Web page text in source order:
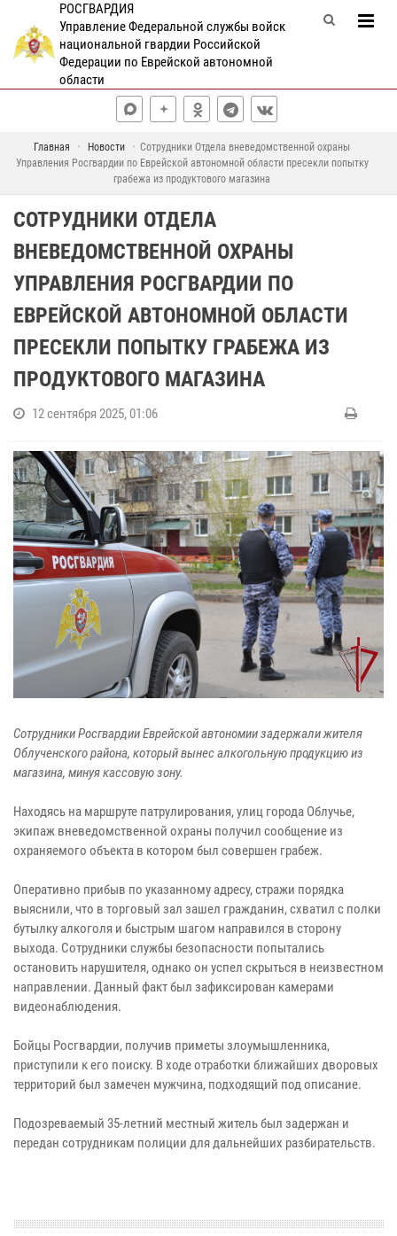
РОСГВАРДИЯ
Управление Федеральной службы войск
национальной гвардии Российской
Федерации по Еврейской автономной
области
Главная Новости
Сотрудники Отдела вневедомственной охраны
Управления Росгвардии по Еврейской автономной области пресекли попытку
грабежа из продуктового магазина
СОТРУДНИКИ ОТДЕЛА
ВНЕВЕДОМСТВЕННОЙ ОХРАНЫ
УПРАВЛЕНИЯ РОСГВАРДИИ ПО
ЕВРЕЙСКОЙ АВТОНОМНОЙ ОБЛАСТИ
ПРЕСЕКЛИ ПОПЫТКУ ГРАБЕЖА ИЗ
ПРОДУКТОВОГО МАГАЗИНА
12 сентября 2025, 01:06
Сотрудники Росгвардии Еврейской автономии задержали жителя
Облученского района, который вынес алкогольную продукцию из
магазина, минуя кассовую зону.
Находясь на маршруте патрулирования, улиц города Облучье,
экипаж вневедомственной охраны получил сообщение из
охраняемого объекта в котором был совершен грабеж.
Оперативно прибыв по указанному адресу, стражи порядка
выяснили, что в торговый зал зашел гражданин, схватил с полки
бутылку алкоголя и быстрым шагом направился в сторону
выхода. Сотрудники службы безопасности попытались
остановить нарушителя, однако он успел скрыться в неизвестном
направлении. Данный факт был зафиксирован камерами
видеонаблюдения.
Бойцы Росгвардии, получив приметы злоумышленника,
приступили к его поиску. В ходе отработки ближайших дворовых
территорий был замечен мужчина, подходящий под описание.
Подозреваемый 35-летний местный житель был задержан и
передан сотрудникам полиции для дальнейших разбирательств.